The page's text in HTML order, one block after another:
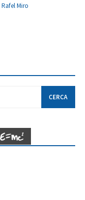
Rafel Miro